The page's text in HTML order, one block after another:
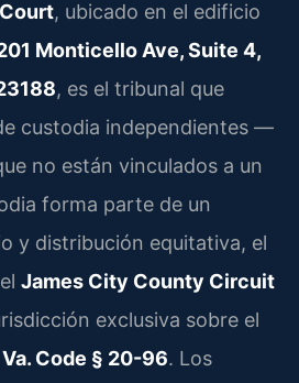
, ubicado en el edificio
Monticello Ave, Suite 4,
, es el tribunal que
custodia independientes —
no están vinculados a un
forma parte de un
y distribución equitativa, el
James City County Circuit
exclusiva sobre el
Va. Code § 20-96. Los